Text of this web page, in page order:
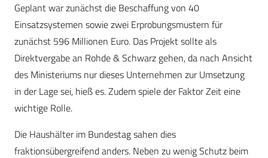
Geplant war zunächst die Beschaffung von 40
Einsatzsystemen sowie zwei Erprobungsmustern für
zunächst 596 Millionen Euro. Das Projekt sollte als
Direktvergabe an Rohde & Schwarz gehen, da nach Ansicht
des Ministeriums nur dieses Unternehmen zur Umsetzung
in der Lage sei, hieß es. Zudem spiele der Faktor Zeit eine
wichtige Rolle.
Die Haushälter im Bundestag sahen dies
fraktionsübergreifend anders. Neben zu wenig Schutz beim